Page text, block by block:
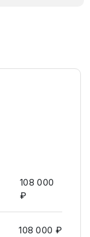
108 000
₽
108 000 ₽